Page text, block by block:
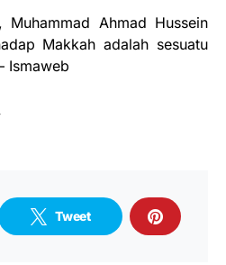
Muhammad Ahmad Hussein
Makkah adalah sesuatu
Ismaweb
Tweet